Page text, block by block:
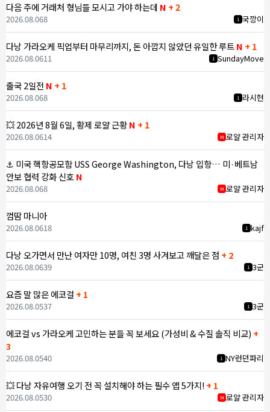
다음 주에 거래처 형님들 모시고 가야 하는데 N + 2
1 국깡이
2026.08.068
다낭 가라오케 픽업부터 마무리까지, 돈 아깝지 않았던 유일한 루트N + 1
1 SundayMove
2026.08.0611
출국 2일전 N + 1
1 라시현
2026.08.068
💥 2026년 8월 6일, 황제 로얄 근황N + 1
M 로얄 관리자
2026.08.0614
⚓ 미국 핵항공모함 USS George Washington, 다낭 입항… 미·베트남
안보 협력 강화 신호N
M 로얄 관리자
2026.08.068
껌땀 마니아
1 kajf
2026.08.0618
다낭 오가면서 만난 여자만 10명, 여친 3명 사겨보고 깨달은 점 + 2
1 3군
2026.08.0639
요즘 말 많은 에코걸 + 1
1 3군
2026.08.0537
에코걸 vs 가라오케 고민하는 분들 꼭 보세요 (가성비 & 수질 솔직 비교) +
3
1 NY런던파리
2026.08.0540
💥 다낭 자유여행 오기 전 꼭 설치해야 하는 필수 앱 5가지! + 1
M 로얄 관리자
2026.08.0530